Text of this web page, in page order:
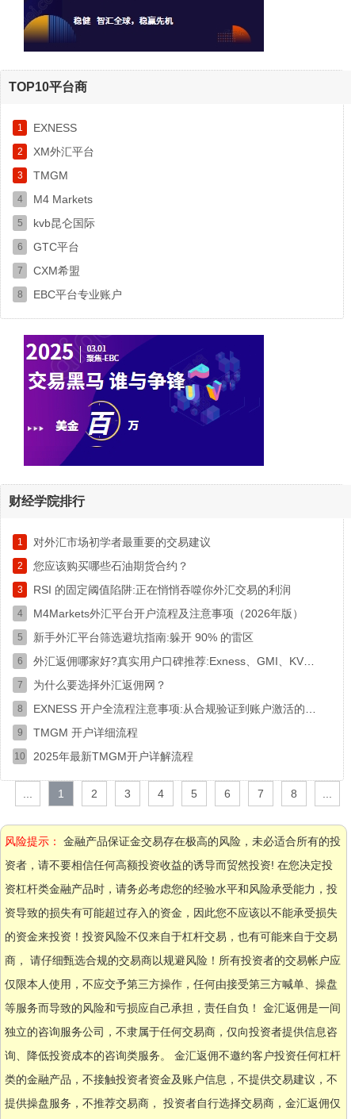
TOP10平台商
1 EXNESS
2 XM外汇平台
3 TMGM
4 M4 Markets
5 kvb昆仑国际
6 GTC平台
7 CXM希盟
8 EBC平台专业账户
财经学院排行
1 对外汇市场初学者最重要的交易建议
2 您应该购买哪些石油期货合约？
3 RSI 的固定阈值陷阱:正在悄悄吞噬你外汇交易的利润
4 M4Markets外汇平台开户流程及注意事项（2026年版）
5 新手外汇平台筛选避坑指南:躲开 90% 的雷区
6
7 为什么要选择外汇返佣网？
8
9 TMGM 开户详细流程
10 2025年最新TMGM开户详解流程
1 2 3 4 5 6 7 8
风险提示：
金融产品保证金交易存在极高的风险，未必适合所有的投
资者，请不要相信任何高额投资收益的诱导而贸然投资! 在您决定投
资杠杆类金融产品时，请务必考虑您的经验水平和风险承受能力，投
资导致的损失有可能超过存入的资金，因此您不应该以不能承受损失
的资金来投资！投资风险不仅来自于杠杆交易，也有可能来自于交易
商， 请仔细甄选合规的交易商以规避风险！所有投资者的交易帐户应
仅限本人使用，不应交予第三方操作，任何由接受第三方喊单、操盘
等服务而导致的风险和亏损应自己承担，责任自负！ 金汇返佣是一间
独立的咨询服务公司，不隶属于任何交易商，仅向投资者提供信息咨
询、降低投资成本的咨询类服务。 金汇返佣不邀约客户投资任何杠杆
类的金融产品，不接触投资者资金及账户信息，不提供交易建议，不
提供操盘服务，不推荐交易商， 投资者自行选择交易商，金汇返佣仅